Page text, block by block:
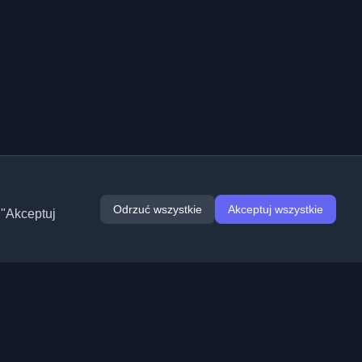
Odrzuć wszystkie Akceptuj wszystkie